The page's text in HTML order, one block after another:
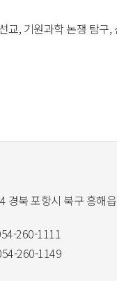
교, 기원과학 논쟁 탐구
경북 포항시 북구 흥해
260-1111
260-1149